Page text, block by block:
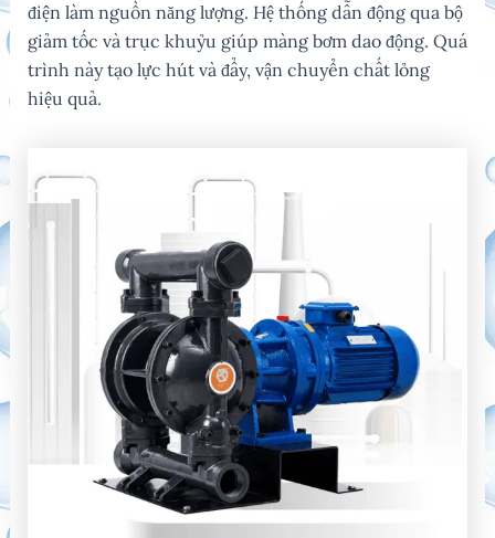
điện làm nguồn năng lượng. Hệ thống dẫn động qua bộ
giảm tốc và trục khuỷu giúp màng bơm dao động. Quá
trình này tạo lực hút và đẩy, vận chuyển chất lỏng
hiệu quả.